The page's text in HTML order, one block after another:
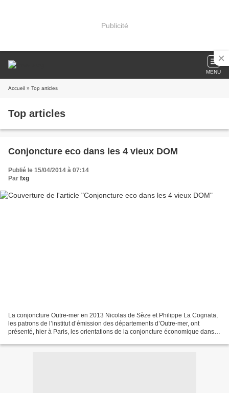
Publicité
MENU
Accueil » Top articles
Top articles
Conjoncture eco dans les 4 vieux DOM
Publié le 15/04/2014 à 07:14
Par fxg
La conjoncture Outre-mer en 2013 Nicolas de Sèze et Philippe La Cognata,
les patrons de l’institut d’émission des départements d’Outre-mer, ont
présenté, hier à Paris, les orientations de la conjoncture économique dans